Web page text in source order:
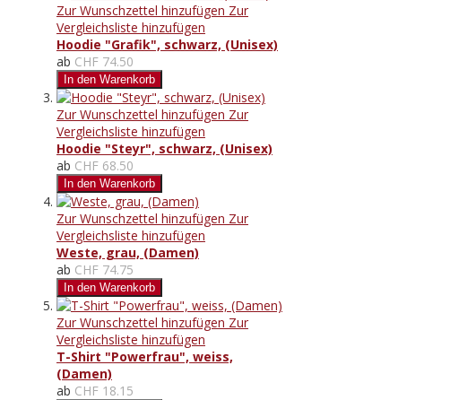
Zur Wunschzettel hinzufügen Zur
Vergleichsliste hinzufügen
Hoodie "Grafik", schwarz, (Unisex)
ab CHF 74.50
In den Warenkorb
Zur Wunschzettel hinzufügen Zur
Vergleichsliste hinzufügen
Hoodie "Steyr", schwarz, (Unisex)
ab CHF 68.50
In den Warenkorb
Zur Wunschzettel hinzufügen Zur
Vergleichsliste hinzufügen
Weste, grau, (Damen)
ab CHF 74.75
In den Warenkorb
Zur Wunschzettel hinzufügen Zur
Vergleichsliste hinzufügen
T-Shirt "Powerfrau", weiss,
(Damen)
ab CHF 18.15